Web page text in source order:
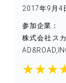
2017年9月4
参加企業：
株式会社ス